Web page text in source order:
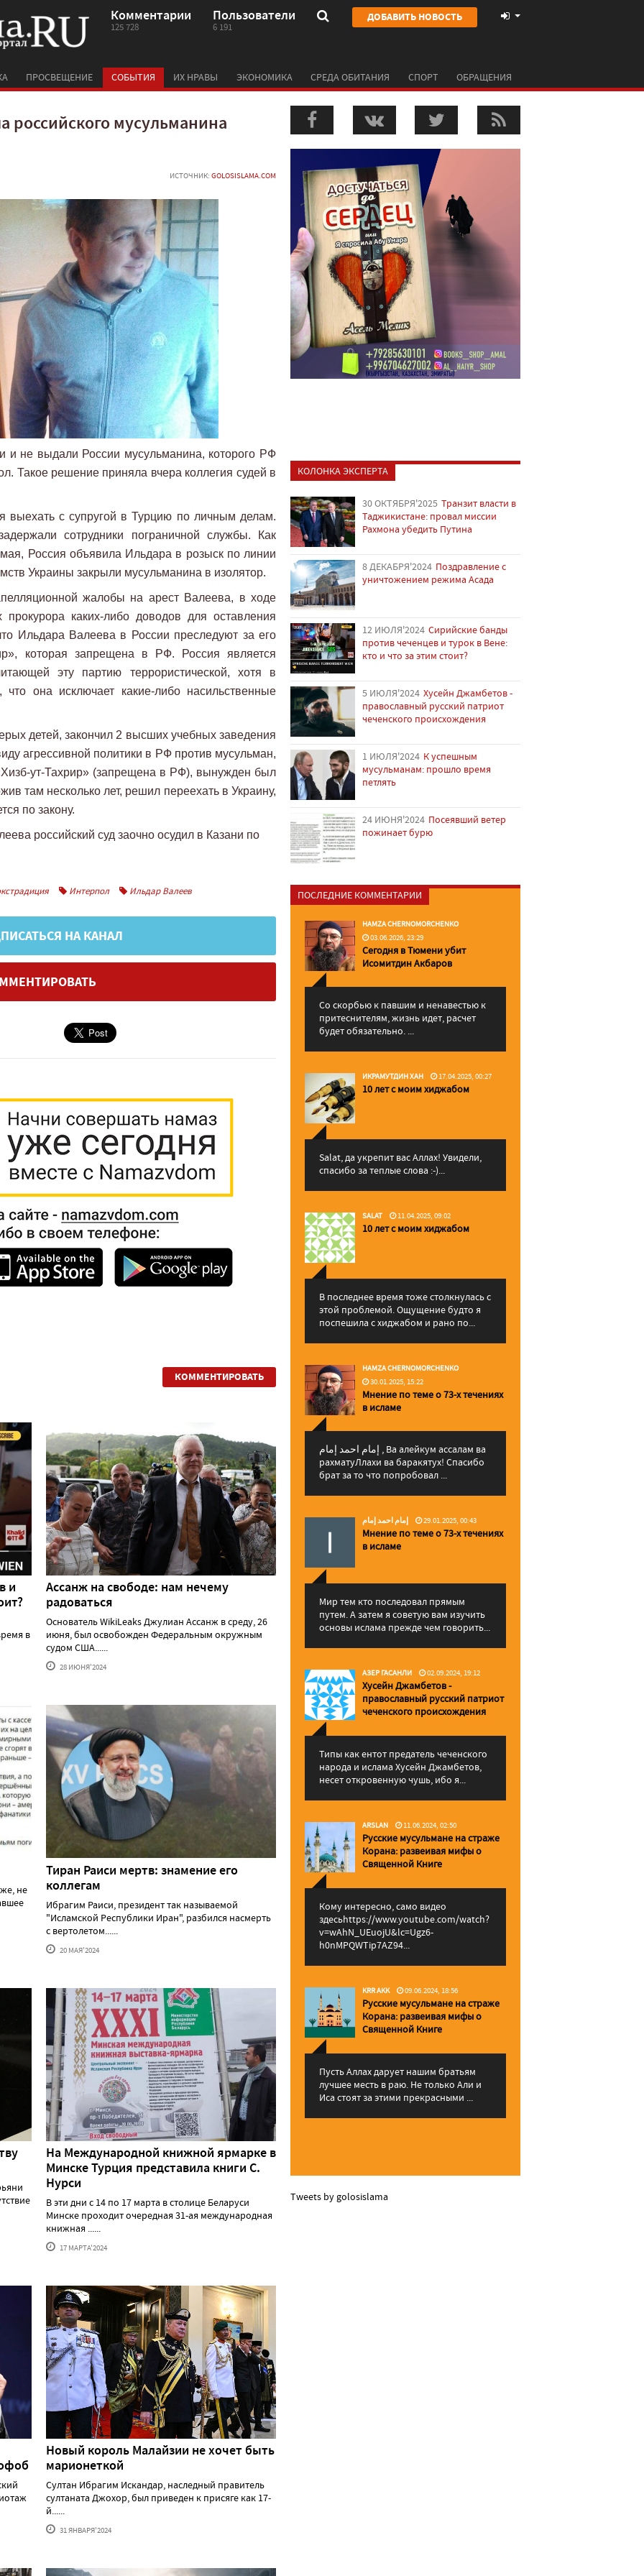
Комментарии
125 728
Пользователи
6 191
ДОБАВИТЬ НОВОСТЬ
ПРОСВЕЩЕНИЕ СОБЫТИЯ ИХ НРАВЫ ЭКОНОМИКА СРЕДА ОБИТАНИЯ СПОРТ ОБРАЩЕНИЯ
российского мусульманина
ИСТОЧНИК: GOLOSISLAMA.COM
и не выдали России мусульманина, которого РФ
Такое решение приняла вчера коллегия судей в
с супругой в Турцию по личным делам.
сотрудники пограничной службы. Как
Россия объявила Ильдара в розыск по линии
Украины закрыли мусульманина в изолятор.
жалобы на арест Валеева, в ходе
каких-либо доводов для оставления
Ильдара Валеева в России преследуют за его
которая запрещена в РФ. Россия является
эту партию террористической, хотя в
что она исключает какие-либо насильственные
детей, закончил 2 высших учебных заведения
агрессивной политики в РФ против мусульман,
ут-Тахрир» (запрещена в РФ), вынужден был
там несколько лет, решил переехать в Украину,
по закону.
российский суд заочно осудил в Казани по
Интерпол Ильдар Валеев
НА КАНАЛ
КОММЕНТИРОВАТЬ
и
в
Ассанж на свободе: нам нечему
радоваться
Основатель WikiLeaks Джулиан Ассанж в среду, 26
июня, был освобожден Федеральным окружным
судом США......
28 ИЮНЯ'2024
не
Тиран Раиси мертв: знамение его
коллегам
Ибрагим Раиси, президент так называемой
"Исламской Республики Иран", разбился насмерть
с вертолетом......
20 МАЯ'2024
На Международной книжной ярмарке в
Минске Турция представила книги С.
Нурси
В эти дни с 14 по 17 марта в столице Беларуси
Минске проходит очередная 31-ая международная
книжная ......
17 МАРТА'2024
Новый король Малайзии не хочет быть
марионеткой
Султан Ибрагим Искандар, наследный правитель
султаната Джохор, был приведен к присяге как 17-
й......
31 ЯНВАРЯ'2024
КОЛОНКА ЭКСПЕРТА
30 ОКТЯБРЯ'2025 Транзит власти в
Таджикистане: провал миссии
Рахмона убедить Путина
8 ДЕКАБРЯ'2024 Поздравление с
уничтожением режима Асада
12 ИЮЛЯ'2024 Сирийские банды
против чеченцев и турок в Вене:
кто и что за этим стоит?
5 ИЮЛЯ'2024 Хусейн Джамбетов -
православный русский патриот
чеченского происхождения
1 ИЮЛЯ'2024 К успешным
мусульманам: прошло время
петлять
24 ИЮНЯ'2024 Посеявший ветер
пожинает бурю
ПОСЛЕДНИЕ КОММЕНТАРИИ
HAMZA CHERNOMORCHENKO
03.06.2026, 23:29
Сегодня в Тюмени убит
Исомитдин Акбаров
Со скорбью к павшим и ненавестью к
притеснителям, жизнь идет, расчет
будет обязательно. ...
ИКРАМУТДИН ХАН 17.04.2025, 00:27
10 лет с моим хиджабом
Salat, да укрепит вас Аллаx! Увидели,
спасибо за теплые слова :-)...
SALAT 11.04.2025, 09:02
10 лет с моим хиджабом
В последнее время тоже столкнулась с
этой проблемой. Ощущение будто я
поспешила с хиджабом и рано по...
HAMZA CHERNOMORCHENKO
30.01.2025, 15:22
Мнение по теме о 73-х течениях
в исламе
إمام احمد إمام , Ва алейкум ассалам ва
рахматуЛлахи ва баракятух! Спасибо
брат за то что попробовал ...
إمام احمد إمام 29.01.2025, 00:43
Мнение по теме о 73-х течениях
в исламе
Мир тем кто последовал прямым
путем. А затем я советую вам изучить
основы ислама прежде чем говорить...
АЗЕР ГАСАНЛИ 02.09.2024, 19:12
Хусейн Джамбетов -
православный русский патриот
чеченского происхождения
Типы как ентот предатель чеченского
народа и ислама Хусейн Джамбетов,
несет откровенную чушь, ибо я...
ARSLAN 11.06.2024, 02:50
Русские мусульмане на страже
Корана: pазвеивая мифы о
Священной Книге
Кому интересно, само видео
здесьhttps://www.youtube.com/watch?
v=wAhN_UEuojU&lc=Ugz6-
h0nMPQWTip7AZ94...
KRR AKK 09.06.2024, 18:56
Русские мусульмане на страже
Корана: pазвеивая мифы о
Священной Книге
Пусть Аллах дарует нашим братьям
лучшее месть в раю. Не только Али и
Иса стоят за этими прекрасными ...
Tweets by golosislama